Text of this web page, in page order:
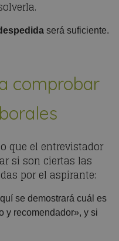
será suficiente.
comprobar
que el entrevistador
si son ciertas las
por el aspirante:
se demostrará cuál es
y recomendador», y si